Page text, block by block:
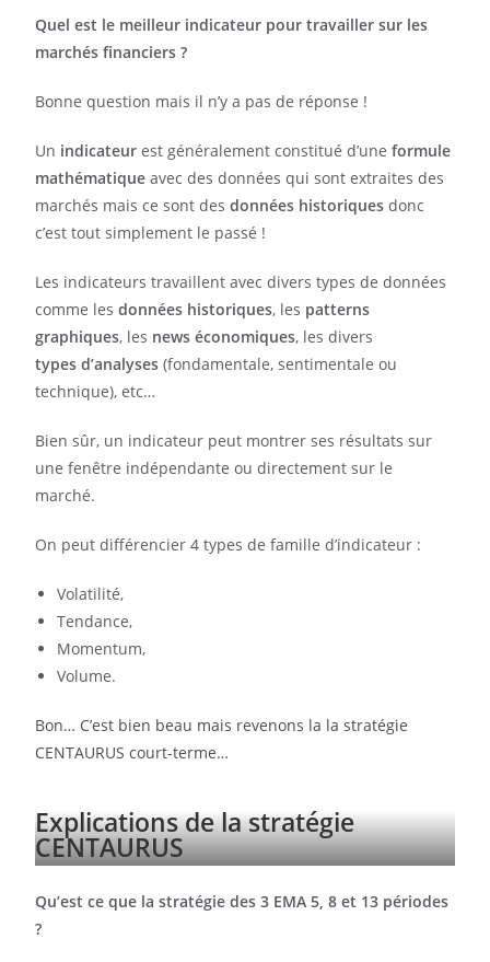
Quel est le meilleur indicateur pour travailler sur les
marchés financiers ?
Bonne question mais il n’y a pas de réponse !
Un indicateur est généralement constitué d’uneformule
mathématique avec des données qui sont extraites des
marchés mais ce sont desdonnées historiques donc
c’est tout simplement le passé !
Les indicateurs travaillent avec divers types de données
comme lesdonnées historiques, les patterns
graphiques, les news économiques, les divers
types d’analyses (fondamentale, sentimentale ou
technique), etc…
Bien sûr, un indicateur peut montrer ses résultats sur
une fenêtre indépendante ou directement sur le
marché.
On peut différencier 4 types de famille d’indicateur :
Volatilité,
Tendance,
Momentum,
Volume.
Bon… C’est bien beau mais revenons la la stratégie
CENTAURUS court-terme…
Explications de la stratégie
CENTAURUS
Qu’est ce que la stratégie des 3 EMA 5, 8 et 13 périodes
?